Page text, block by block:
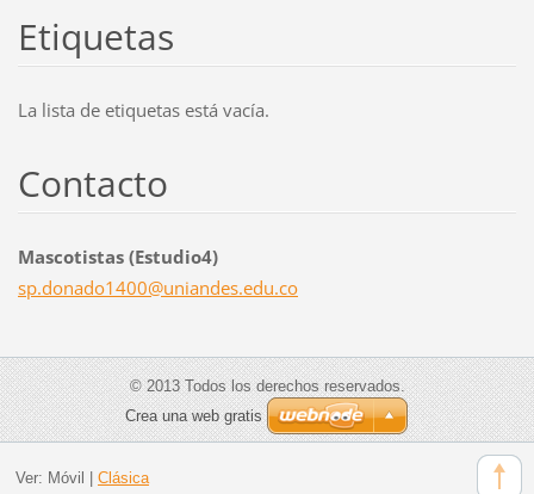
Etiquetas
La lista de etiquetas está vacía.
Contacto
Mascotistas (Estudio4)
sp.donado1400@uniandes.edu.co
© 2013 Todos los derechos reservados.
Crea una web gratis
Ver: Móvil Clásica